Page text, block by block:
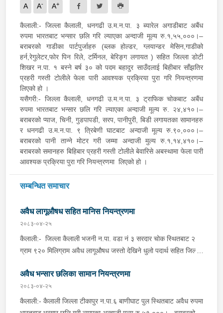
A A- A+
कैलाली:- जिल्ला कैलाली, धनगढी उ.म.न.पा. ३ ब्यारेल अगाडीबाट अबैंध
रुपमा भारतबाट भन्सार छलि गरि ल्याएका अन्दाजी मूल्य रु.१,५५,०००।–
बराबरको गाडीका पार्टपुर्जाहरु (ब्लक होल्डर, ग्लयान्डर मेसिन,गाडीको
हर्न,रेगुलेटर,फोर पिन रिले, टर्मिनल, बेरिङ्ग लगायत ) सहित जिल्ला डोटी
शिखर न.पा. १ बस्ने बर्ष ३० को पदम बहादुर साउँदलाई बिहीबार साँझतिर
प्रहरी गस्ती टोलीले फेला पारी आवश्यक प्रक्रिया पुरा गरि नियन्त्रणमा
लिएको हो ।
यसैगरी:- जिल्ला कैलाली, धनगढी उ.म.न.पा. ३ ट्राफिक चोकबाट अबैंध
रुपमा भारतबाट भन्सार छलि गरि ल्याएका अन्दाजी मूल्य रु. २४,४१०।–
बराबरको प्याज, चिनी, गुडपापडी, सरप, पानीपुरी, बिडी लगायतका सामानहरु
र धनगढी उ.म.न.पा. ९ त्रिबेणी घाटबाट अन्दाजी मूल्य रु.९०,०००।–
बराबरको पानी तान्ने मोटर गरी जम्मा अन्दाजी मुल्य रु.१,१४,४१०।–
बराबरको समानहरु बिहिबार प्रहरी गस्ती टोलीले बेवारिसे अबस्थामा फेला पारी
आवश्यक प्रक्रिया पुरा गरि नियन्त्रणमा लिएको हो ।
सम्बन्धित समाचार
अवैध लागूऔषध सहित मानिस नियन्त्रणमा
२०८३-०४-२५
कैलाली:- जिल्ला कैलाली भजनी न.पा. वडा नं ३ सरदार चोक स्थितबाट २
ग्राम ९२० मिलिग्राम अवैध लागूऔषध जस्तो देखिने धुलो पदार्थ सहित जिल्ला
जिल्ला प्रहरी कार्यालय कैलालीबाट खटिएको प्रहरी टोलीले आइतबार बेलुका
शंका लागि चेकजाँच गर्दा उक्त पदार्थ फेला पारी पक्राउ गरेको छ ।कञ्चनपुर
:- जिल्ला कञ्चनपुर शुक्लाफाटा न.पा. १२ कालागौडी स्थितबाट अवैध
लागूऔषध खैरोहेरोइन जस्तो देखिने धुलो पदार्थ ६५० मिलिग्राम सहित सोही
अवैध भन्सार छलिका सामान नियन्त्रणमा
२०८३-०४-२५
कैलाली:- कैलाली जिल्ला टीकापुर न.पा.६ बाणीघाट पुल स्थितबाट अवैध रुपमा